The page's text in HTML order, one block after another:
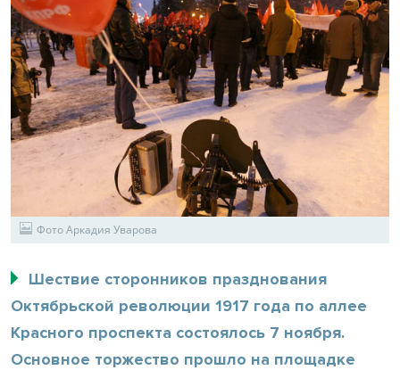
Фото Аркадия Уварова
Шествие сторонников празднования
Октябрьской революции 1917 года по аллее
Красного проспекта состоялось 7 ноября.
Основное торжество прошло на площадке